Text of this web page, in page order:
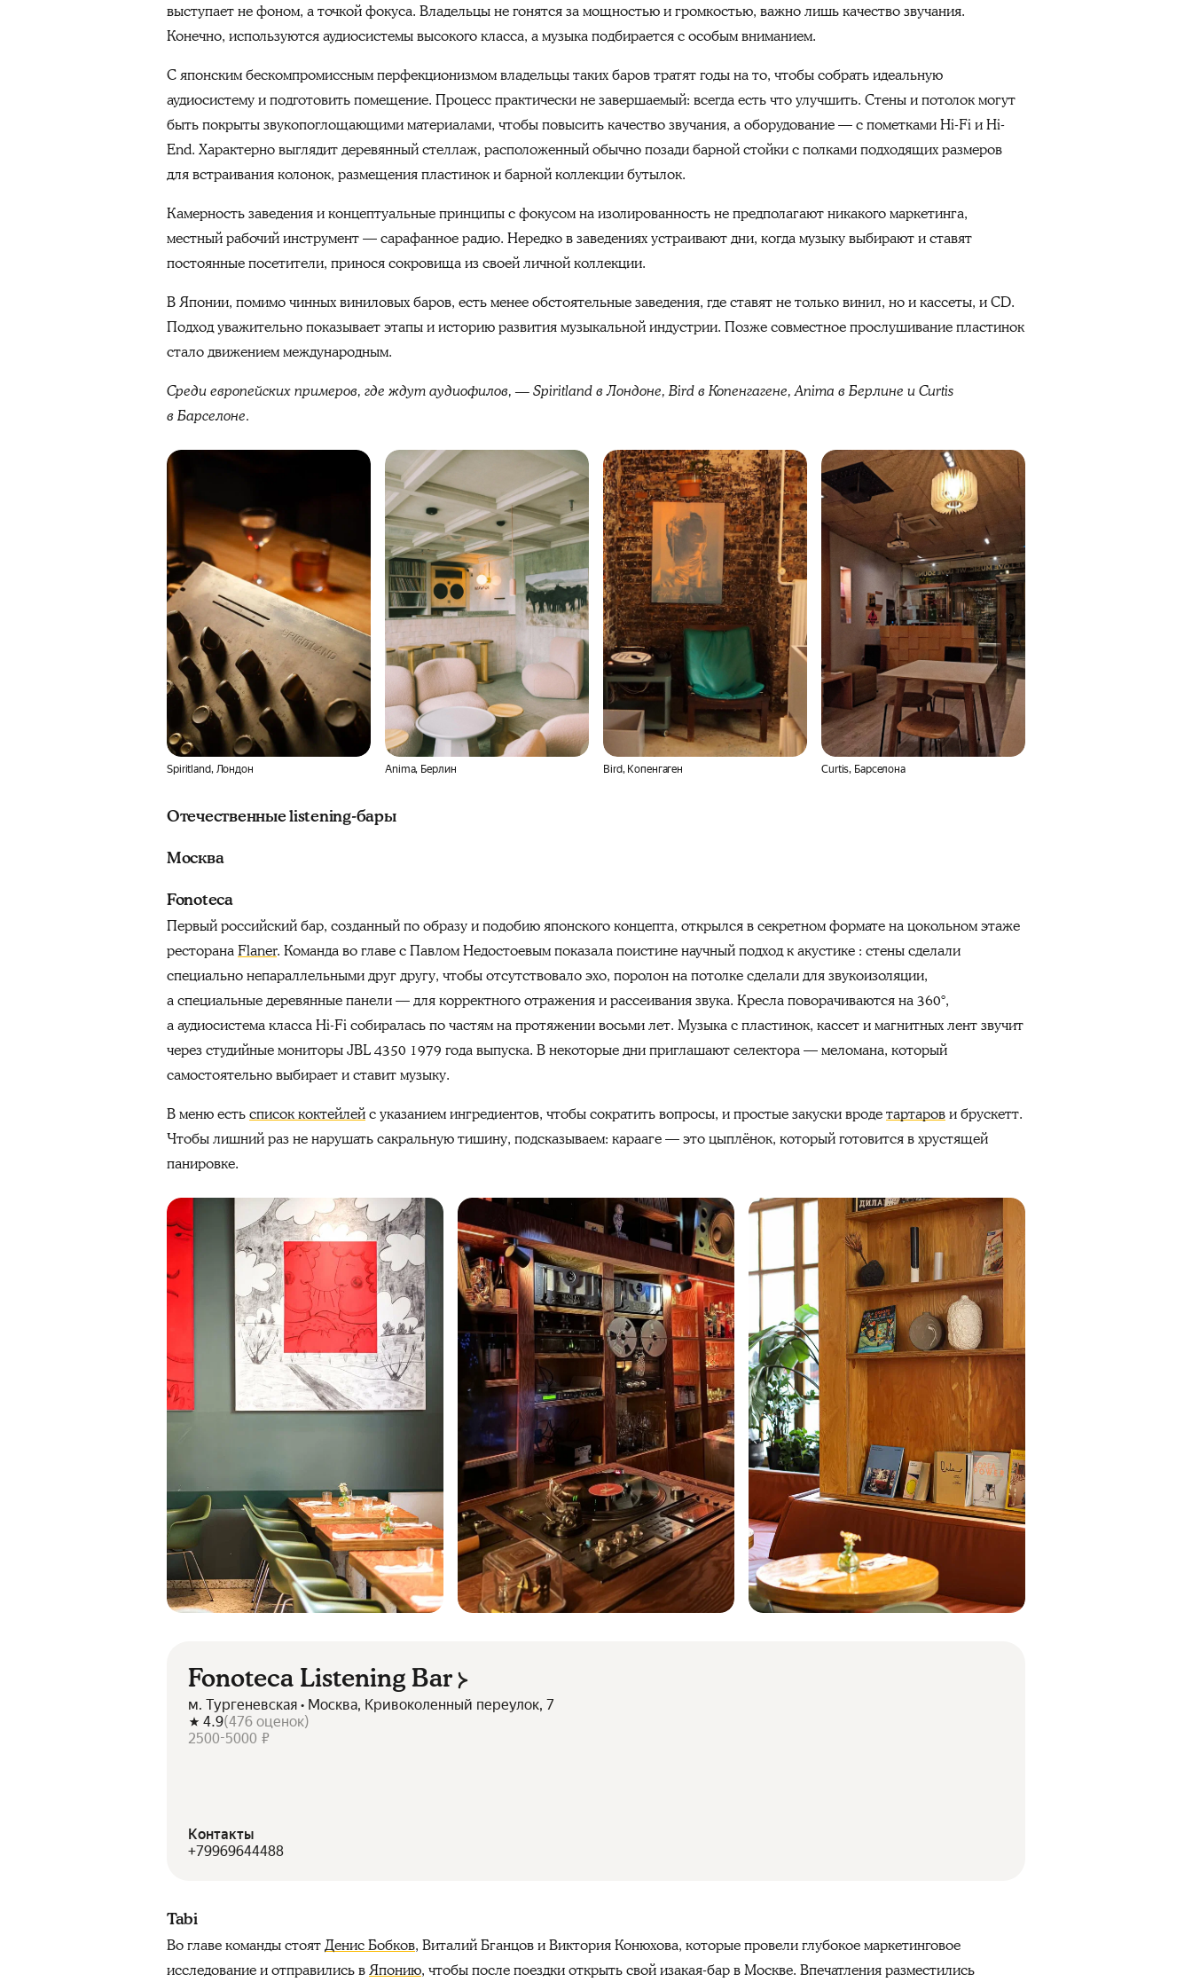
выступает не фоном, а точкой фокуса. Владельцы не гонятся за мощностью и громкостью, важно лишь качество звучания.
Конечно, используются аудиосистемы высокого класса, а музыка подбирается с особым вниманием.
С японским бескомпромиссным перфекционизмом владельцы таких баров тратят годы на то, чтобы собрать идеальную
аудиосистему и подготовить помещение. Процесс практически не завершаемый: всегда есть что улучшить. Стены и потолок могут
быть покрыты звукопоглощающими материалами, чтобы повысить качество звучания, а оборудование — с пометками Hi-Fi и Hi-
End. Характерно выглядит деревянный стеллаж, расположенный обычно позади барной стойки с полками подходящих размеров
для встраивания колонок, размещения пластинок и барной коллекции бутылок.
Камерность заведения и концептуальные принципы с фокусом на изолированность не предполагают никакого маркетинга,
местный рабочий инструмент — сарафанное радио. Нередко в заведениях устраивают дни, когда музыку выбирают и ставят
постоянные посетители, принося сокровища из своей личной коллекции.
В Японии, помимо чинных виниловых баров, есть менее обстоятельные заведения, где ставят не только винил, но и кассеты, и CD.
Подход уважительно показывает этапы и историю развития музыкальной индустрии. Позже совместное прослушивание пластинок
стало движением международным.
Среди европейских примеров, где ждут аудиофилов, — Spiritland в Лондоне, Bird в Копенгагене, Anima в Берлине и Curtis
в Барселоне.
Spiritland, Лондон Anima, Берлин Bird, Копенгаген Curtis, Барселона
Отечественные listening-бары
Москва
Fonoteca
Первый российский бар, созданный по образу и подобию японского концепта, открылся в секретном формате на цокольном этаже
ресторанаFlaner. Команда во главе с Павлом Недостоевым показала поистине научный подход к акустике : стены сделали
специально непараллельными друг другу, чтобы отсутствовало эхо, поролон на потолке сделали для звукоизоляции,
а специальные деревянные панели — для корректного отражения и рассеивания звука. Кресла поворачиваются на 360°,
а аудиосистема класса Hi-Fi собиралась по частям на протяжении восьми лет. Музыка с пластинок, кассет и магнитных лент звучит
через студийные мониторы JBL 4350 1979 года выпуска. В некоторые дни приглашают селектора — меломана, который
самостоятельно выбирает и ставит музыку.
В меню естьсписок коктейлейс указанием ингредиентов, чтобы сократить вопросы, и простые закуски вродетартарови брускетт.
Чтобы лишний раз не нарушать сакральную тишину, подсказываем: карааге — это цыплёнок, который готовится в хрустящей
панировке.
Fonoteca Listening Bar
м. Тургеневская • Москва, Кривоколенный переулок, 7
4.9(476 оценок)
2500-5000 ₽
Контакты
+79969644488
Tabi
Во главе команды стоятДенис Бобков, Виталий Бганцов и Виктория Конюхова, которые провели глубокое маркетинговое
исследование и отправились вЯпонию, чтобы после поездки открыть свой изакая-бар в Москве. Впечатления разместились